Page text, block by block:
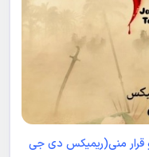
قرار منی(ریمیکس دی جی